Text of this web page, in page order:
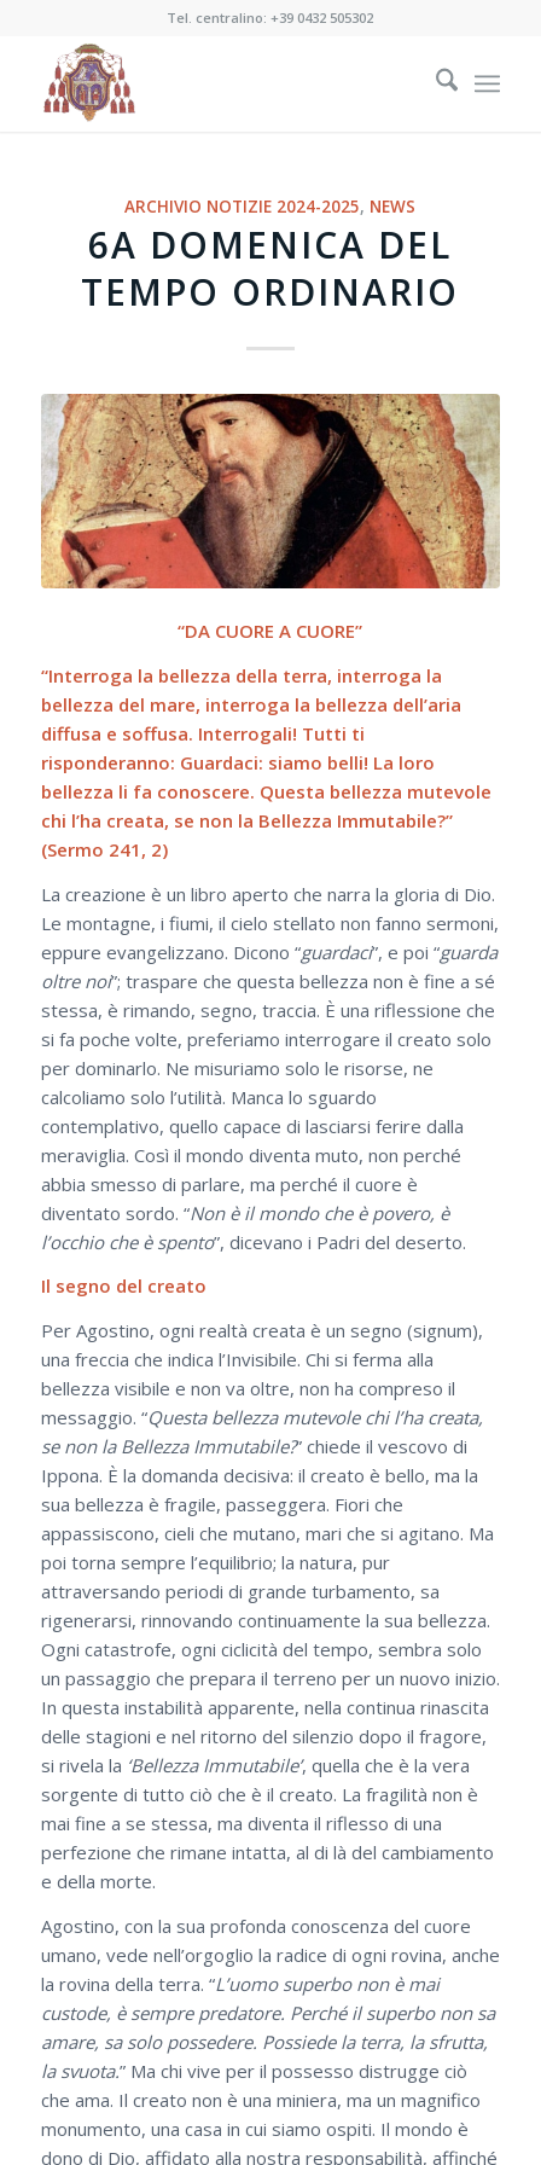
Tel. centralino:+39 0432 505302
ARCHIVIO NOTIZIE 2024-2025, NEWS
6A DOMENICA DEL
TEMPO ORDINARIO
“DA CUORE A CUORE”
“Interroga la bellezza della terra, interroga la
bellezza del mare, interroga la bellezza dell’aria
diffusa e soffusa. Interrogali! Tutti ti
risponderanno: Guardaci: siamo belli! La loro
bellezza li fa conoscere. Questa bellezza mutevole
chi l’ha creata, se non la Bellezza Immutabile?”
(Sermo 241, 2)
La creazione è un libro aperto che narra la gloria di Dio.
Le montagne, i fiumi, il cielo stellato non fanno sermoni,
eppure evangelizzano. Dicono “guardaci”, e poi “guarda
oltre noi”; traspare che questa bellezza non è fine a sé
stessa, è rimando, segno, traccia. È una riflessione che
si fa poche volte, preferiamo interrogare il creato solo
per dominarlo. Ne misuriamo solo le risorse, ne
calcoliamo solo l’utilità. Manca lo sguardo
contemplativo, quello capace di lasciarsi ferire dalla
meraviglia. Così il mondo diventa muto, non perché
abbia smesso di parlare, ma perché il cuore è
diventato sordo. “Non è il mondo che è povero, è
l’occhio che è spento”, dicevano i Padri del deserto.
Il segno del creato
Per Agostino, ogni realtà creata è un segno (signum),
una freccia che indica l’Invisibile. Chi si ferma alla
bellezza visibile e non va oltre, non ha compreso il
messaggio. “Questa bellezza mutevole chi l’ha creata,
se non la Bellezza Immutabile?” chiede il vescovo di
Ippona. È la domanda decisiva: il creato è bello, ma la
sua bellezza è fragile, passeggera. Fiori che
appassiscono, cieli che mutano, mari che si agitano. Ma
poi torna sempre l’equilibrio; la natura, pur
attraversando periodi di grande turbamento, sa
rigenerarsi, rinnovando continuamente la sua bellezza.
Ogni catastrofe, ogni ciclicità del tempo, sembra solo
un passaggio che prepara il terreno per un nuovo inizio.
In questa instabilità apparente, nella continua rinascita
delle stagioni e nel ritorno del silenzio dopo il fragore,
si rivela la ‘Bellezza Immutabile’, quella che è la vera
sorgente di tutto ciò che è il creato. La fragilità non è
mai fine a se stessa, ma diventa il riflesso di una
perfezione che rimane intatta, al di là del cambiamento
e della morte.
Agostino, con la sua profonda conoscenza del cuore
umano, vede nell’orgoglio la radice di ogni rovina, anche
la rovina della terra. “L’uomo superbo non è mai
custode, è sempre predatore. Perché il superbo non sa
amare, sa solo possedere. Possiede la terra, la sfrutta,
la svuota.” Ma chi vive per il possesso distrugge ciò
che ama. Il creato non è una miniera, ma un magnifico
monumento, una casa in cui siamo ospiti. Il mondo è
dono di Dio, affidato alla nostra responsabilità, affinché